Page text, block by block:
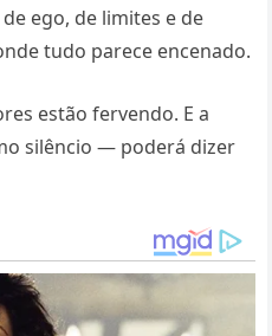
ego, de limites e de
tudo parece encenado.
estão fervendo. E a
silêncio — poderá dizer